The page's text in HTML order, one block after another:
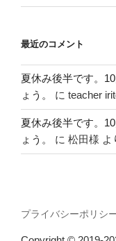
最近のコメント
夏休み後半です。
ょう。
に teacher
夏休み後半です。
ょう。
に 松田様 よ
プライバシーポリシ